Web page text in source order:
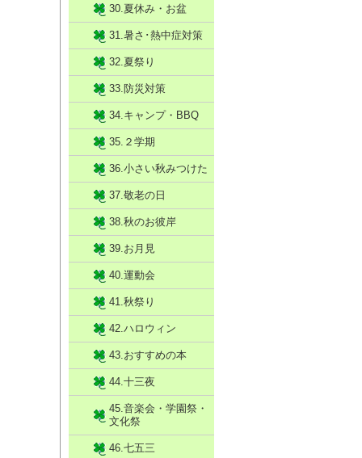
30.夏休み・お盆
31.暑さ･熱中症対策
32.夏祭り
33.防災対策
34.キャンプ・BBQ
35.２学期
36.小さい秋みつけた
37.敬老の日
38.秋のお彼岸
39.お月見
40.運動会
41.秋祭り
42.ハロウィン
43.おすすめの本
44.十三夜
45.音楽会・学園祭・
文化祭
46.七五三